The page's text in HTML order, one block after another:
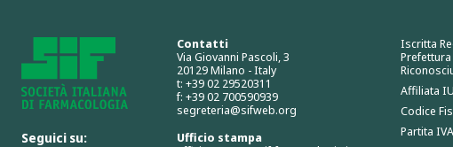
Seguici su:
Contatti
Via Giovanni Pascoli, 3
20129 Milano - Italy
t: +39 02 29520311
f: +39 02 700590939
segreteria@sifweb.org
Ufficio stampa
Iscritta
Affiliata
Codice
Partita